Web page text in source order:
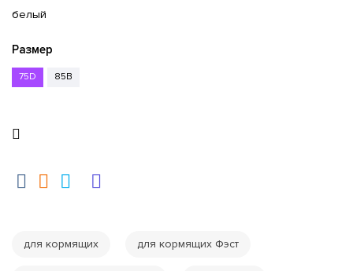
белый
Размер
75D 85B
для кормящих для кормящих Фэст